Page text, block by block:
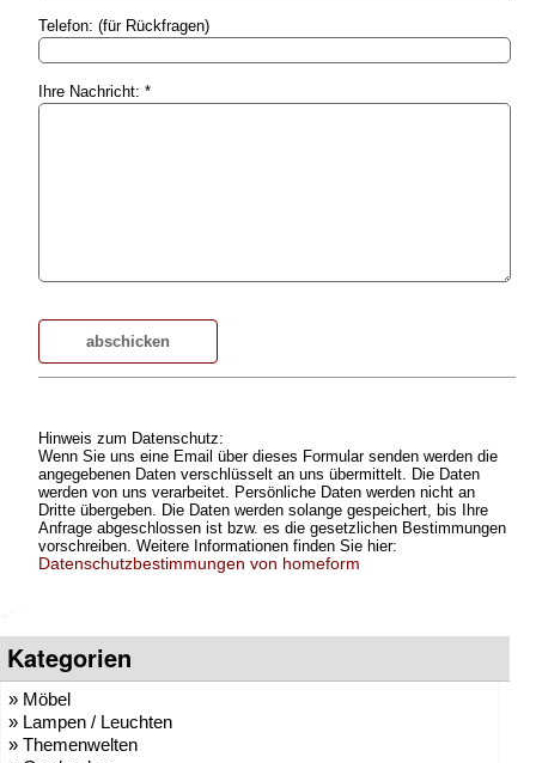
Telefon: (für Rückfragen)
Ihre Nachricht: *
Hinweis zum Datenschutz:
Wenn Sie uns eine Email über dieses Formular senden werden die
angegebenen Daten verschlüsselt an uns übermittelt. Die Daten
werden von uns verarbeitet. Persönliche Daten werden nicht an
Dritte übergeben. Die Daten werden solange gespeichert, bis Ihre
Anfrage abgeschlossen ist bzw. es die gesetzlichen Bestimmungen
vorschreiben. Weitere Informationen finden Sie hier:
Datenschutzbestimmungen von homeform
Kategorien
» Möbel
» Lampen / Leuchten
» Themenwelten